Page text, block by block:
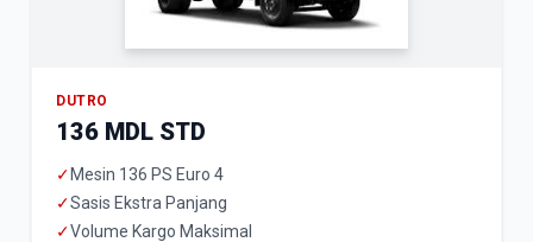
DUTRO
136 MDL STD
✓ Mesin 136 PS Euro 4
✓Sasis Ekstra Panjang
✓Volume Kargo Maksimal